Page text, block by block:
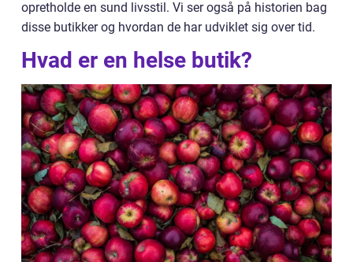
opretholde en sund livsstil. Vi ser også på historien bag
disse butikker og hvordan de har udviklet sig over tid.
Hvad er en helse butik?